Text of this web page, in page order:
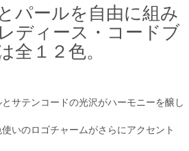
パールを自由に組み
ディース・コードブ
全１２色。
サテンコードの光沢がハーモニーを醸し
いのロゴチャームがさらにアクセント